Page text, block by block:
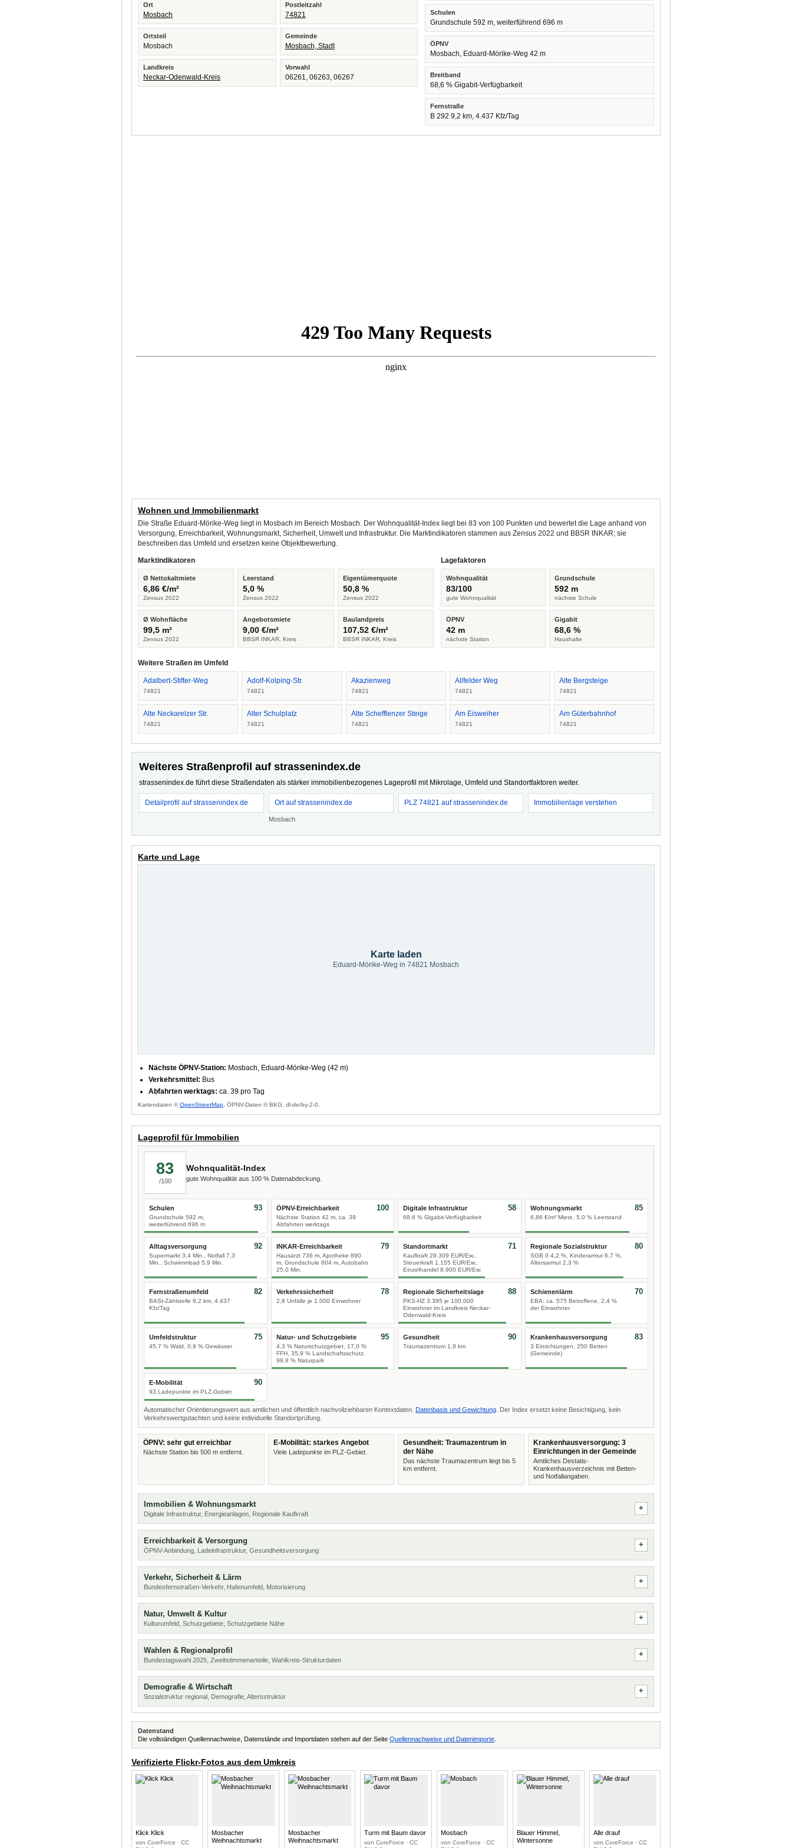
Ort
Mosbach
Postleitzahl
74821
Ortsteil
Mosbach
Gemeinde
Mosbach, Stadt
Landkreis
Neckar-Odenwald-Kreis
Vorwahl
06261, 06263, 06267
Schulen
Grundschule 592 m, weiterführend 696 m
ÖPNV
Mosbach, Eduard-Mörike-Weg 42 m
Breitband
68,6 % Gigabit-Verfügbarkeit
Fernstraße
B 292 9,2 km, 4.437 Kfz/Tag
Wohnen und Immobilienmarkt
Die Straße Eduard-Mörike-Weg liegt in Mosbach im Bereich Mosbach. Der Wohnqualität-Index liegt bei 83 von 100 Punkten und bewertet die Lage anhand von
Versorgung, Erreichbarkeit, Wohnungsmarkt, Sicherheit, Umwelt und Infrastruktur. Die Marktindikatoren stammen aus Zensus 2022 und BBSR INKAR; sie
beschreiben das Umfeld und ersetzen keine Objektbewertung.
Marktindikatoren
Ø Nettokaltmiete
6,86 €/m²
Zensus 2022
Leerstand
5,0 %
Zensus 2022
Eigentümerquote
50,8 %
Zensus 2022
Ø Wohnfläche
99,5 m²
Zensus 2022
Angebotsmiete
9,00 €/m²
BBSR INKAR, Kreis
Baulandpreis
107,52 €/m²
BBSR INKAR, Kreis
Lagefaktoren
Wohnqualität
83/100
gute Wohnqualität
Grundschule
592 m
nächste Schule
ÖPNV
42 m
nächste Station
Gigabit
68,6 %
Haushalte
Weitere Straßen im Umfeld
Adalbert-Stifter-Weg
74821
Adolf-Kolping-Str.
74821
Akazienweg
74821
Allfelder Weg
74821
Alte Bergsteige
74821
Alte Neckarelzer Str.
74821
Alter Schulplatz
74821
Alte Schefflenzer Steige
74821
Am Eisweiher
74821
Am Güterbahnhof
74821
Weiteres Straßenprofil auf strassenindex.de
strassenindex.de führt diese Straßendaten als stärker immobilienbezogenes Lageprofil mit Mikrolage, Umfeld und Standortfaktoren weiter.
Detailprofil auf strassenindex.de Ort auf strassenindex.de
Mosbach
PLZ 74821 auf strassenindex.de Immobilienlage verstehen
Karte und Lage
Karte laden
Eduard-Mörike-Weg in 74821 Mosbach
Nächste ÖPNV-Station: Mosbach, Eduard-Mörike-Weg (42 m)
Verkehrsmittel: Bus
Abfahrten werktags: ca. 39 pro Tag
Kartendaten ©OpenStreetMap , ÖPNV-Daten © BKG, dl-de/by-2-0.
Lageprofil für Immobilien
83
/100
Wohnqualität-Index
gute Wohnqualität aus 100 % Datenabdeckung.
Schulen
Grundschule 592 m,
weiterführend 696 m
93 ÖPNV-Erreichbarkeit
Nächste Station 42 m, ca. 39
Abfahrten werktags
100 Digitale Infrastruktur
68,6 % Gigabit-Verfügbarkeit
58 Wohnungsmarkt
6,86 €/m² Miete, 5,0 % Leerstand
85
Alltagsversorgung
Supermarkt 3,4 Min., Notfall 7,3
Min., Schwimmbad 5,9 Min.
92 INKAR-Erreichbarkeit
Hausarzt 736 m, Apotheke 890
m, Grundschule 604 m, Autobahn
25,0 Min.
79 Standortmarkt
Kaufkraft 29.309 EUR/Ew.,
Steuerkraft 1.155 EUR/Ew.,
Einzelhandel 8.900 EUR/Ew.
71 Regionale Sozialstruktur
SGB II 4,2 %, Kinderarmut 6,7 %,
Altersarmut 2,3 %
80
Fernstraßenumfeld
BASt-Zählstelle 9,2 km, 4.437
Kfz/Tag
82 Verkehrssicherheit
2,8 Unfälle je 1.000 Einwohner
78 Regionale Sicherheitslage
PKS-HZ 3.395 je 100.000
Einwohner im Landkreis Neckar-
Odenwald-Kreis
88 Schienenlärm
EBA: ca. 575 Betroffene, 2,4 %
der Einwohner
70
Umfeldstruktur
45,7 % Wald, 0,9 % Gewässer
75 Natur- und Schutzgebiete
4,3 % Naturschutzgebiet, 17,0 %
FFH, 35,9 % Landschaftsschutz,
99,8 % Naturpark
95 Gesundheit
Traumazentrum 1,9 km
90 Krankenhausversorgung
3 Einrichtungen, 250 Betten
(Gemeinde)
83
E-Mobilität
93 Ladepunkte im PLZ-Gebiet
90
Automatischer Orientierungswert aus amtlichen und öffentlich nachvollziehbaren Kontextdaten. Datenbasis und Gewichtung . Der Index ersetzt keine Besichtigung, kein
Verkehrswertgutachten und keine individuelle Standortprüfung.
ÖPNV: sehr gut erreichbar
Nächste Station bis 500 m entfernt.
E-Mobilität: starkes Angebot
Viele Ladepunkte im PLZ-Gebiet.
Gesundheit: Traumazentrum in
der Nähe
Das nächste Traumazentrum liegt bis 5
km entfernt.
Krankenhausversorgung: 3
Einrichtungen in der Gemeinde
Amtliches Destatis-
Krankenhausverzeichnis mit Betten-
und Notfallangaben.
Immobilien & Wohnungsmarkt
Digitale Infrastruktur, Energieanlagen, Regionale Kaufkraft
Erreichbarkeit & Versorgung
ÖPNV-Anbindung, Ladeinfrastruktur, Gesundheitsversorgung
Verkehr, Sicherheit & Lärm
Bundesfernstraßen-Verkehr, Hafenumfeld, Motorisierung
Natur, Umwelt & Kultur
Kulturumfeld, Schutzgebiete, Schutzgebiete Nähe
Wahlen & Regionalprofil
Bundestagswahl 2025, Zweitstimmenanteile, Wahlkreis-Strukturdaten
Demografie & Wirtschaft
Sozialstruktur regional, Demografie, Altersstruktur
Datenstand
Die vollständigen Quellennachweise, Datenstände und Importdaten stehen auf der Seite Quellennachweise und Datenimporte
Verifizierte Flickr-Fotos aus dem Umkreis
Klick Klick
von CoreForce · CC
Mosbacher
Weihnachtsmarkt
Mosbacher
Weihnachtsmarkt
Turm mit Baum davor
von CoreForce · CC
Mosbach
von CoreForce · CC
Blauer Himmel,
Wintersonne
Alle drauf
von CoreForce · CC